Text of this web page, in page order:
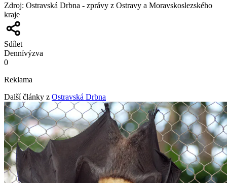
Zdroj: Ostravská Drbna - zprávy z Ostravy a Moravskoslezského
kraje
Sdílet
Dennívýzva
0
Reklama
Další články z Ostravská Drbna